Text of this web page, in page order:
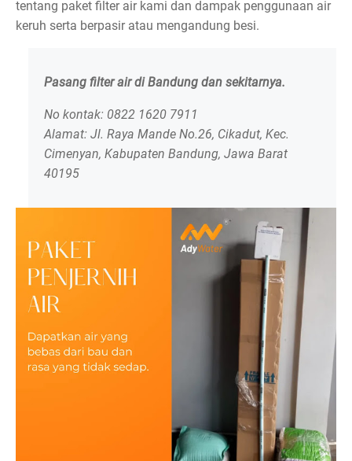
tentang paket filter air kami dan dampak penggunaan air
keruh serta berpasir atau mengandung besi.
Pasang filter air di Bandung dan sekitarnya.
No kontak: 0822 1620 7911
Alamat: Jl. Raya Mande No.26, Cikadut, Kec.
Cimenyan, Kabupaten Bandung, Jawa Barat
40195